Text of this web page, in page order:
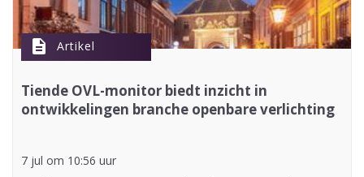
description Artikel
Tiende OVL-monitor biedt inzicht in
ontwikkelingen branche openbare verlichting
7 jul om 10:56 uur